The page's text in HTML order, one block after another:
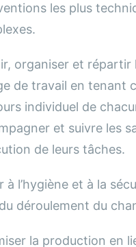
les plus
organiser et répartir
de travail en tenant
individuel de
et suivre les
de leurs tâches.
à l’hygiène et à la
déroulement du
la production en